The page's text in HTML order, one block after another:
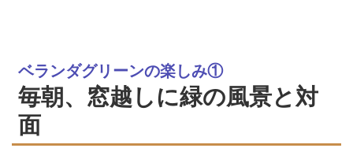
ベランダグリーンの楽しみ①
毎朝、窓越しに緑の風景と対
面